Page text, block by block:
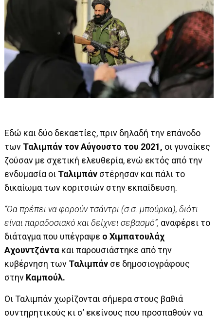
Εδώ και δύο δεκαετίες, πριν δηλαδή την επάνοδο
των Ταλιμπάν τον Αύγουστο του 2021, οι γυναίκες
ζούσαν με σχετική ελευθερία, ενώ εκτός από την
ενδυμασία οι Ταλιμπάν στέρησαν και πάλι το
δικαίωμα των κοριτσιών στην εκπαίδευση.
“Θα πρέπει να φορούν τσάντρι (σ.σ. μπούρκα), διότι
είναι παραδοσιακό και δείχνει σεβασμό”, αναφέρει το
διάταγμα που υπέγραψε ο Χιμπατουλάχ
Αχουντζάντα και παρουσιάστηκε από την
κυβέρνηση των Ταλιμπάν σε δημοσιογράφους
στην Καμπούλ.
Οι Ταλιμπάν χωρίζονται σήμερα στους βαθιά
συντηρητικούς κι σ’ εκείνους που προσπαθούν να